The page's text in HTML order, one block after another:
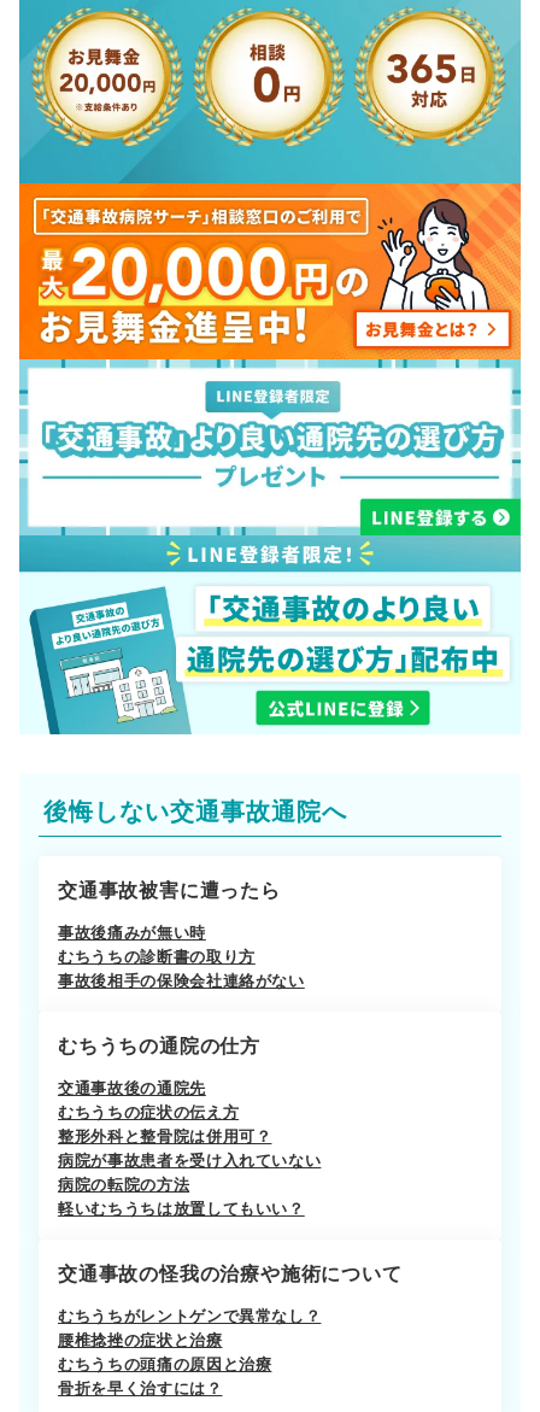
後悔しない交通事故通院へ
交通事故被害に遭ったら
事故後痛みが無い時
むちうちの診断書の取り方
事故後相手の保険会社連絡がない
むちうちの通院の仕方
交通事故後の通院先
むちうちの症状の伝え方
整形外科と整骨院は併用可？
病院が事故患者を受け入れていない
病院の転院の方法
軽いむちうちは放置してもいい？
交通事故の怪我の治療や施術について
むちうちがレントゲンで異常なし？
腰椎捻挫の症状と治療
むちうちの頭痛の原因と治療
骨折を早く治すには？